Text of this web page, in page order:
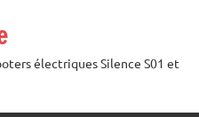
électriques Silence S01 et